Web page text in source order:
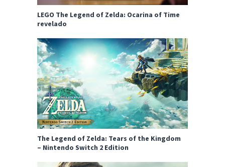
LEGO The Legend of Zelda: Ocarina of Time
revelado
The Legend of Zelda: Tears of the Kingdom
– Nintendo Switch 2 Edition